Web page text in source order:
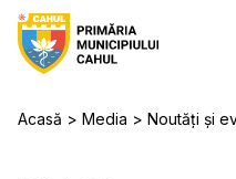
Acasă Media Noutăți și